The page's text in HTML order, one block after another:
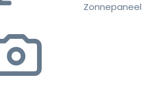
Zonnepaneel